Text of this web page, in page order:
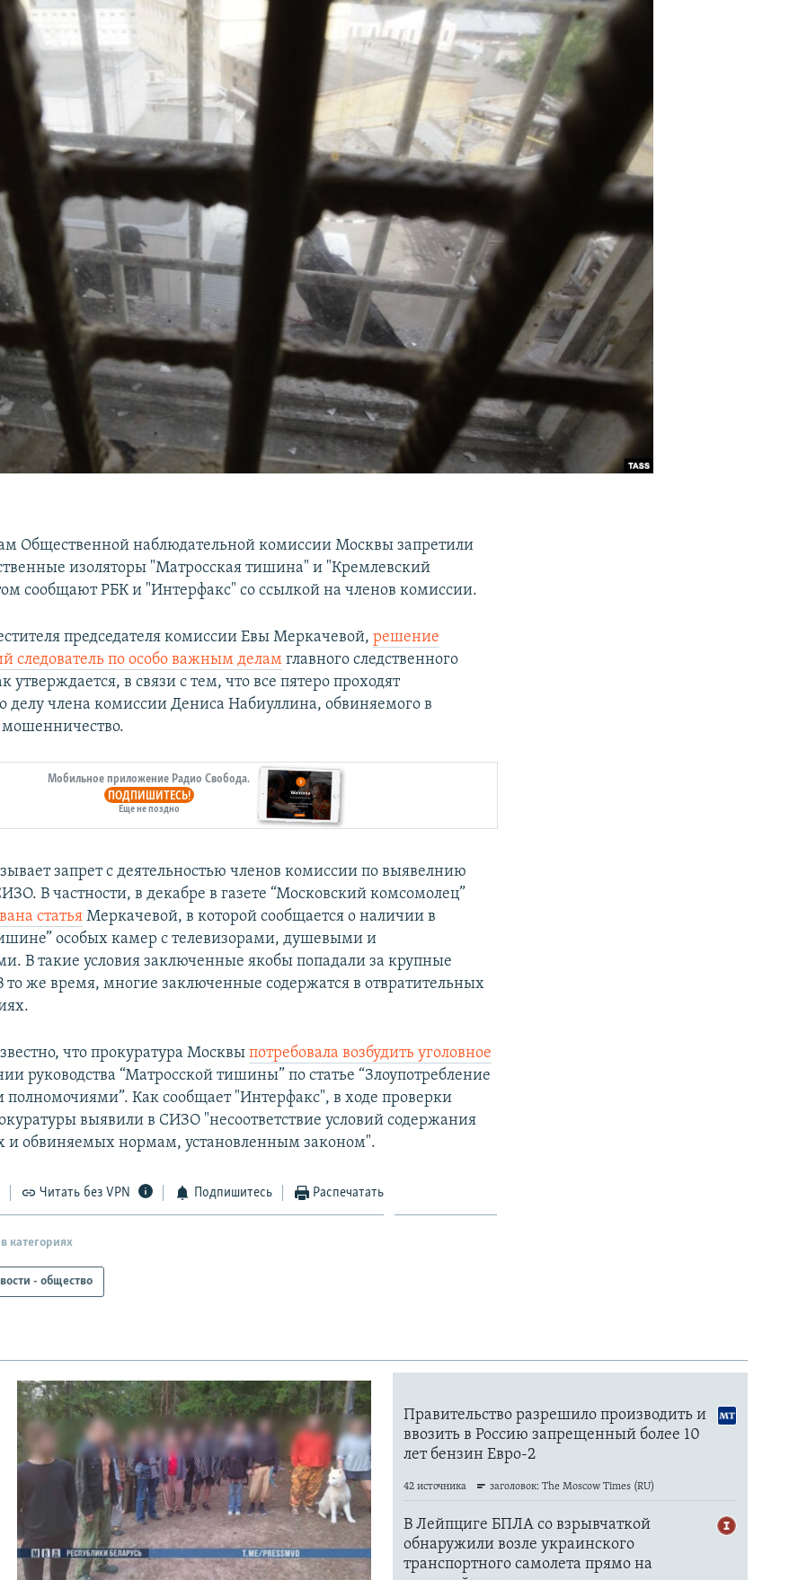
Общественной наблюдательной комиссии Москвы запретили
изоляторы "Матросская тишина" и "Кремлевский
сообщают РБК и "Интерфакс" со ссылкой на членов комиссии.
председателя комиссии Евы Меркачевой,решение
следователь по особо важным делам главного следственного
утверждается, в связи с тем, что все пятеро проходят
делу члена комиссии Дениса Набиуллина, обвиняемого в
Мобильное приложение Радио Свобода.
ПОДПИШИТЕСЬ!
Еще не поздно
запрет с деятельностью членов комиссии по выявелнию
В частности, в декабре в газете “Московский комсомолец”
статья Меркачевой, в которой сообщается о наличии в
особых камер с телевизорами, душевыми и
В такие условия заключенные якобы попадали за крупные
же время, многие заключенные содержатся в отвратительных
что прокуратура Москвыпотребовала возбудить уголовное
руководства “Матросской тишины” по статье “Злоупотребление
Как сообщает "Интерфакс", в ходе проверки
выявили в СИЗО "несоответствие условий содержания
и обвиняемых нормам, установленным законом".
Читать без VPN Подпишитесь Распечатать
категориях
- общество